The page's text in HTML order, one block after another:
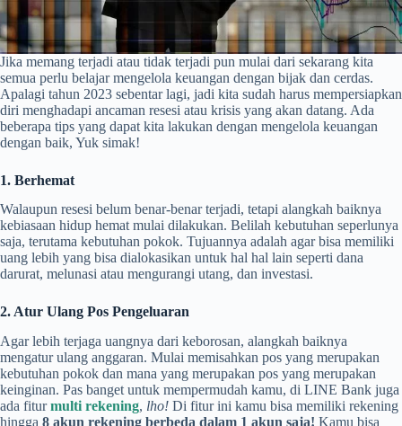
Jika memang terjadi atau tidak terjadi pun mulai dari sekarang kita
semua perlu belajar mengelola keuangan dengan bijak dan cerdas.
Apalagi tahun 2023 sebentar lagi, jadi kita sudah harus mempersiapkan
diri menghadapi ancaman resesi atau krisis yang akan datang. Ada
beberapa tips yang dapat kita lakukan dengan mengelola keuangan
dengan baik, Yuk simak!
1. Berhemat
Walaupun resesi belum benar-benar terjadi, tetapi alangkah baiknya
kebiasaan hidup hemat mulai dilakukan. Belilah kebutuhan seperlunya
saja, terutama kebutuhan pokok. Tujuannya adalah agar bisa memiliki
uang lebih yang bisa dialokasikan untuk hal hal lain seperti dana
darurat, melunasi atau mengurangi utang, dan investasi.
2. Atur Ulang Pos Pengeluaran
Agar lebih terjaga uangnya dari keborosan, alangkah baiknya
mengatur ulang anggaran. Mulai memisahkan pos yang merupakan
kebutuhan pokok dan mana yang merupakan pos yang merupakan
keinginan. Pas banget untuk mempermudah kamu, di LINE Bank juga
ada fiturmulti rekening, lho! Di fitur ini kamu bisa memiliki rekening
hingga 8 akun rekening berbeda dalam 1 akun saja! Kamu bisa